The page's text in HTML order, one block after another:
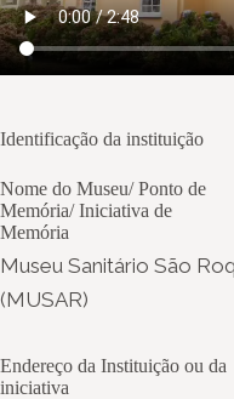
Identificação da instituição
Nome do Museu/ Ponto de
Memória/ Iniciativa de
Memória
Museu Sanitário São
(MUSAR)
Endereço da Instituição ou da
iniciativa